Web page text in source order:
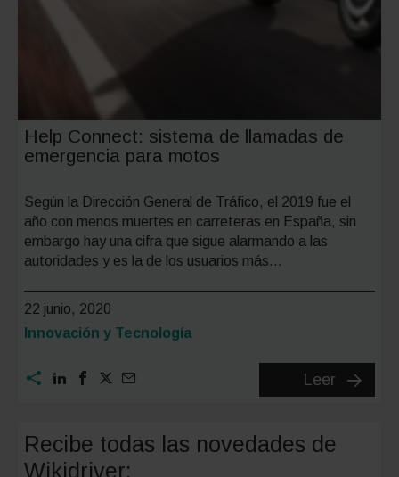
Help Connect: sistema de llamadas de
emergencia para motos
Según la Dirección General de Tráfico, el 2019 fue el
año con menos muertes en carreteras en España, sin
embargo hay una cifra que sigue alarmando a las
autoridades y es la de los usuarios más…
22 junio, 2020
Categoría:
Innovación y Tecnología
Leer
Help
Recibe todas las novedades de
Wikidriver: